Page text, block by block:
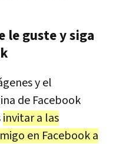
le guste y siga
y el
de Facebook
invitar a las
en Facebook a